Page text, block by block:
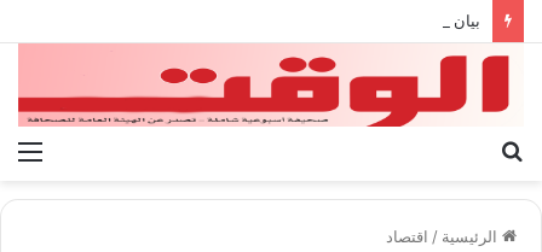
بيان الإتحاد الوطنى العام لعمال ليبيا
الرئيسية / اقتصاد